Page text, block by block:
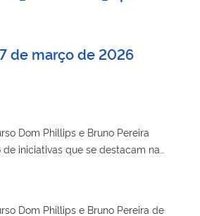
de março de 2026
Dom Phillips e Bruno Pereira
iniciativas que se destacam na
Dom Phillips e Bruno Pereira de